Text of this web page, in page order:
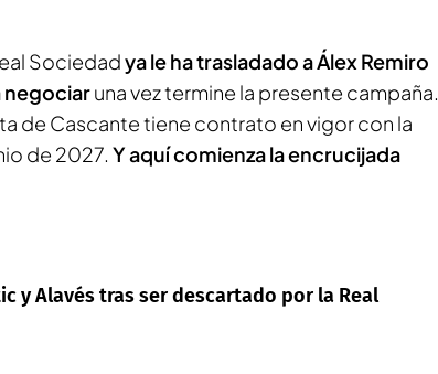
Sociedadya le ha trasladado a Álex Remiro
negociaruna vez termine la presente campaña.
de Cascante tiene contrato en vigor con la
de 2027. Y aquí comienza la encrucijada
y Alavés tras ser descartado por la Real